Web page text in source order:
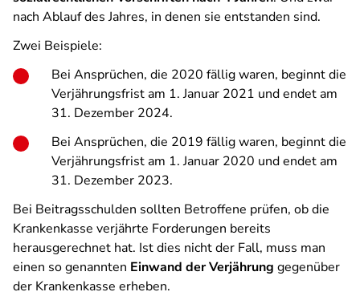
nach Ablauf des Jahres, in denen sie entstanden sind.
Zwei Beispiele:
Bei Ansprüchen, die 2020 fällig waren, beginnt die
Verjährungsfrist am 1. Januar 2021 und endet am
31. Dezember 2024.
Bei Ansprüchen, die 2019 fällig waren, beginnt die
Verjährungsfrist am 1. Januar 2020 und endet am
31. Dezember 2023.
Bei Beitragsschulden sollten Betroffene prüfen, ob die
Krankenkasse verjährte Forderungen bereits
herausgerechnet hat. Ist dies nicht der Fall, muss man
einen so genannten Einwand der Verjährung gegenüber
der Krankenkasse erheben.